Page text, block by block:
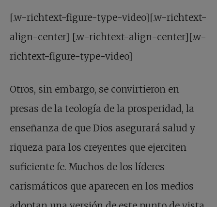
[.w-richtext-figure-type-video][.w-richtext-
align-center] [.w-richtext-align-center][.w-
richtext-figure-type-video]
Otros, sin embargo, se convirtieron en
presas de la teología de la prosperidad, la
enseñanza de que Dios asegurará salud y
riqueza para los creyentes que ejerciten
suficiente fe. Muchos de los líderes
carismáticos que aparecen en los medios